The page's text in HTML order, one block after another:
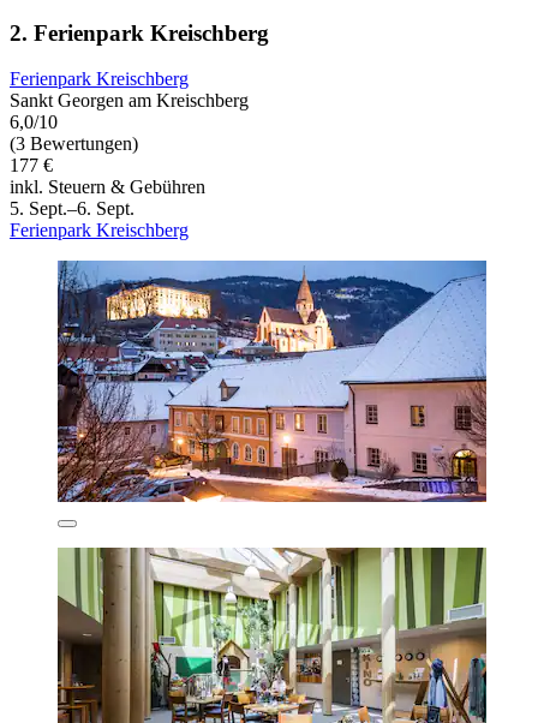
2. Ferienpark Kreischberg
Ferienpark Kreischberg
Sankt Georgen am Kreischberg
6,0/10
(3 Bewertungen)
177 €
inkl. Steuern & Gebühren
5. Sept.–6. Sept.
Ferienpark Kreischberg